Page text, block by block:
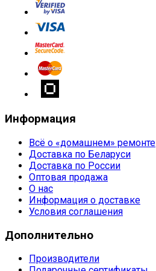
Информация
Всё о «домашнем» ремонте
Доставка по Беларуси
Доставка по России
Оптовая продажа
О нас
Информация о доставке
Условия соглашения
Дополнительно
Производители